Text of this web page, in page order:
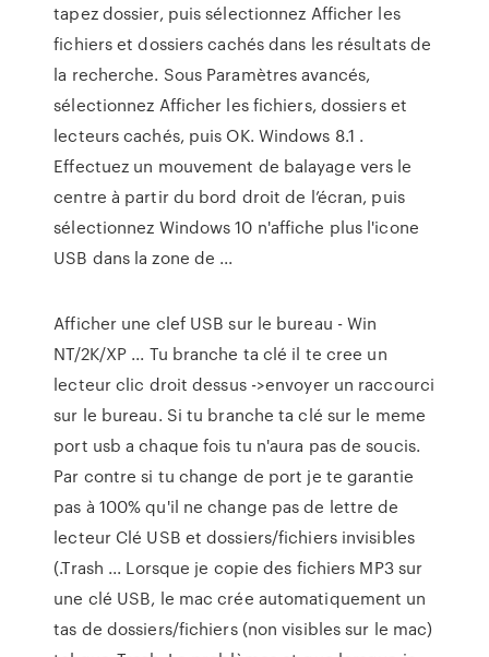
tapez dossier, puis sélectionnez Afficher les
fichiers et dossiers cachés dans les résultats de
la recherche. Sous Paramètres avancés,
sélectionnez Afficher les fichiers, dossiers et
lecteurs cachés, puis OK. Windows 8.1 .
Effectuez un mouvement de balayage vers le
centre à partir du bord droit de l’écran, puis
sélectionnez Windows 10 n'affiche plus l'icone
USB dans la zone de ...
Afficher une clef USB sur le bureau - Win
NT/2K/XP ... Tu branche ta clé il te cree un
lecteur clic droit dessus ->envoyer un raccourci
sur le bureau. Si tu branche ta clé sur le meme
port usb a chaque fois tu n'aura pas de soucis.
Par contre si tu change de port je te garantie
pas à 100% qu'il ne change pas de lettre de
lecteur Clé USB et dossiers/fichiers invisibles
(.Trash ... Lorsque je copie des fichiers MP3 sur
une clé USB, le mac crée automatiquement un
tas de dossiers/fichiers (non visibles sur le mac)